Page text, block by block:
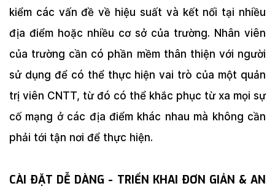
kiểm các vấn đề về hiệu suất và kết nối tại nhiều
địa điểm hoặc nhiều cơ sở của trường. Nhân viên
của trường cần có phần mềm thân thiện với người
sử dụng để có thể thực hiện vai trò của một quản
trị viên CNTT, từ đó có thể khắc phục từ xa mọi sự
cố mạng ở các địa điểm khác nhau mà không cần
phải tới tận nơi để thực hiện.
CÀI ÐẶT DỄ DÀNG - TRIỂN KHAI ÐƠN GIẢN & AN